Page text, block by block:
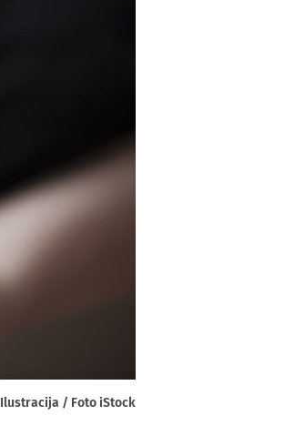
Ilustracija / Foto iStock